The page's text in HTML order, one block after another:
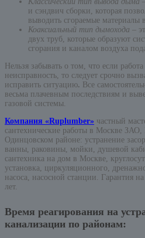
и сэндвич сборки, которая
выводить сгораемые материалы
Коаксиальный тип дымохода –
двух труб, которые образуют
сгорания и каналом воздуха
Нельзя забывать о том, что если
неисправность, то следует срочно
исправить ситуацию. Все
весьма плачевным последствиям и
газовой системы.
Компания «Ruplumber» частный
сантехнические работы в Москве
Одинцовском районе: устранение
ванны, раковины, мойки, душевой
сантехника на дом в Москве,
установка, циркуляционного,
насоса, насосной станции. Гарантия
лет.
Время реагирования на
канализации по районам: